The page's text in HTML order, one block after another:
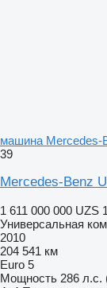
машина Mercedes-
39
Mercedes-Benz
1 611 000 000 UZS
Универсальная
2010
204 541 км
Euro 5
Мощность 286 л.с.